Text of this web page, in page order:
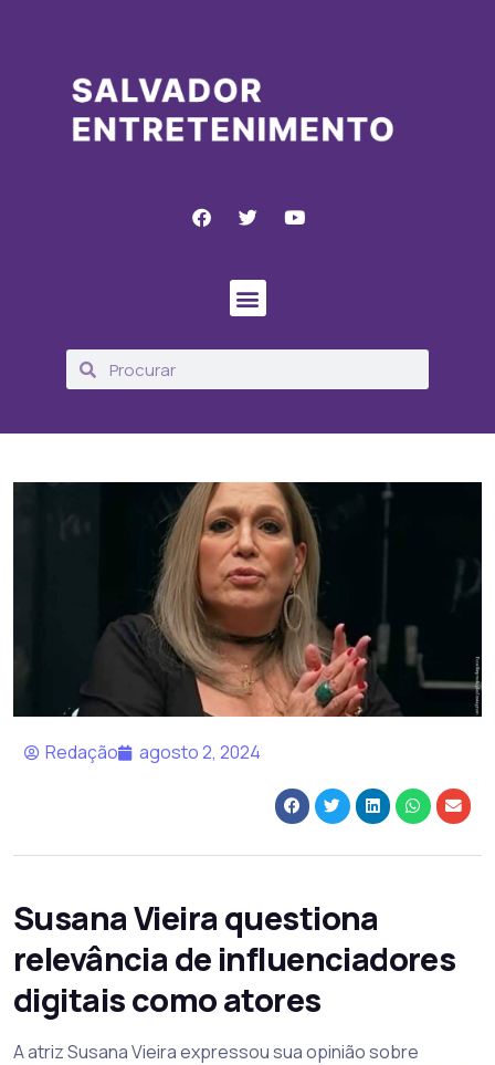
Redação agosto 2, 2024
Susana Vieira questiona
relevância de influenciadores
digitais como atores
A atriz Susana Vieira expressou sua opinião sobre